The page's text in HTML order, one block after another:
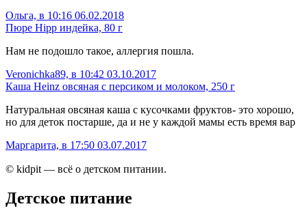
Ольга, в 10:16 06.02.2018
Пюре Hipp индейка, 80 г
Нам не подошло такое, аллергия пошла.
Veronichka89, в 10:42 03.10.2017
Каша Heinz овсяная с персиком и молоком, 250 г
Натуральная овсяная каша с кусочками фруктов- это хорошо,
но для деток постарше, да и не у каждой мамы есть время вар
Маргарита, в 17:50 03.07.2017
© kidpit — всё о детском питании.
Детское питание